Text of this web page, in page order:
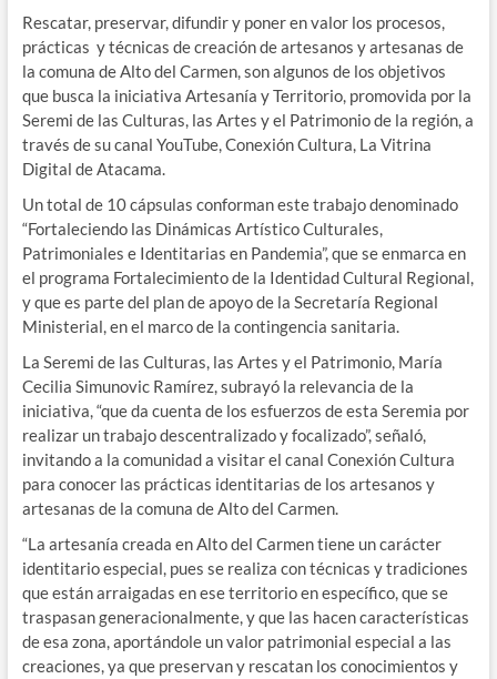
Rescatar, preservar, difundir y poner en valor los procesos,
prácticas y técnicas de creación de artesanos y artesanas de
la comuna de Alto del Carmen, son algunos de los objetivos
que busca la iniciativa Artesanía y Territorio, promovida por la
Seremi de las Culturas, las Artes y el Patrimonio de la región, a
través de su canal YouTube, Conexión Cultura, La Vitrina
Digital de Atacama.
Un total de 10 cápsulas conforman este trabajo denominado
“Fortaleciendo las Dinámicas Artístico Culturales,
Patrimoniales e Identitarias en Pandemia”, que se enmarca en
el programa Fortalecimiento de la Identidad Cultural Regional,
y que es parte del plan de apoyo de la Secretaría Regional
Ministerial, en el marco de la contingencia sanitaria.
La Seremi de las Culturas, las Artes y el Patrimonio, María
Cecilia Simunovic Ramírez, subrayó la relevancia de la
iniciativa, “que da cuenta de los esfuerzos de esta Seremia por
realizar un trabajo descentralizado y focalizado”, señaló,
invitando a la comunidad a visitar el canal Conexión Cultura
para conocer las prácticas identitarias de los artesanos y
artesanas de la comuna de Alto del Carmen.
“La artesanía creada en Alto del Carmen tiene un carácter
identitario especial, pues se realiza con técnicas y tradiciones
que están arraigadas en ese territorio en específico, que se
traspasan generacionalmente, y que las hacen características
de esa zona, aportándole un valor patrimonial especial a las
creaciones, ya que preservan y rescatan los conocimientos y